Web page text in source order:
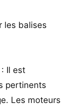
les balises
Il est
pertinents
Les moteurs